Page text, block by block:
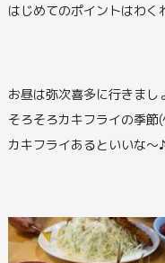
はじめてのポイントはわく
お昼は弥次喜多に行きまし
そろそろカキフライの季節
カキフライあるといいな～♪